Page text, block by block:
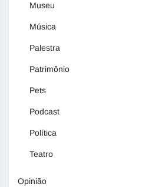
Museu
Música
Palestra
Patrimônio
Pets
Podcast
Política
Teatro
Opinião